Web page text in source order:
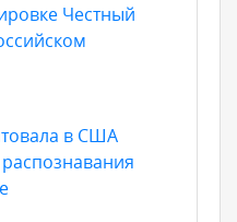
Честный
в США